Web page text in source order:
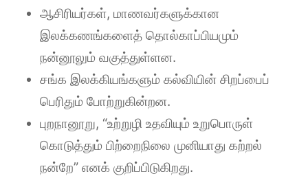
ஆசிரியர்கள், மாணவர்களுக்கான
இலக்கணங்களைத் தொல்காப்பியமும்
நன்னூலும் வகுத்துள்ளன.
சங்க இலக்கியங்களும் கல்வியின் சிறப்பைப்
பெரிதும் போற்றுகின்றன.
புறநானூறு, “உற்றுழி உதவியும் உறுபொருள்
கொடுத்தும் பிற்றைநிலை முனியாது கற்றல்
நன்றே” எனக் குறிப்பிடுகிறது.